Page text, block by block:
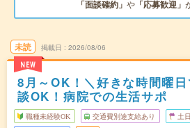
「面談確約」 や 「応募歓迎」
未読
NEW
掲載日 2026/08/06
8月～OK！＼好きな時間曜
談OK！病院での生活サポ
職種未経験OK 交通費別途支給あり 土